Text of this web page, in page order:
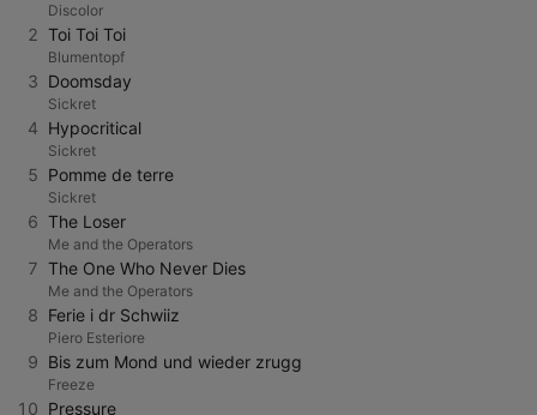
Discolor
2 Toi Toi Toi
Blumentopf
3 Doomsday
Sickret
4 Hypocritical
Sickret
5 Pomme de terre
Sickret
6 The Loser
Me and the Operators
7 The One Who Never Dies
Me and the Operators
8 Ferie i dr Schwiiz
Piero Esteriore
9 Bis zum Mond und wieder zrugg
Freeze
10 Pressure